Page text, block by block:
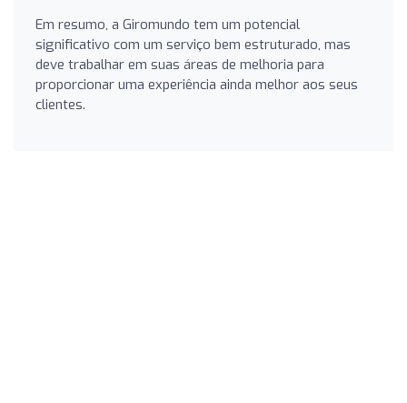
Em resumo, a Giromundo tem um potencial
significativo com um serviço bem estruturado, mas
deve trabalhar em suas áreas de melhoria para
proporcionar uma experiência ainda melhor aos seus
clientes.